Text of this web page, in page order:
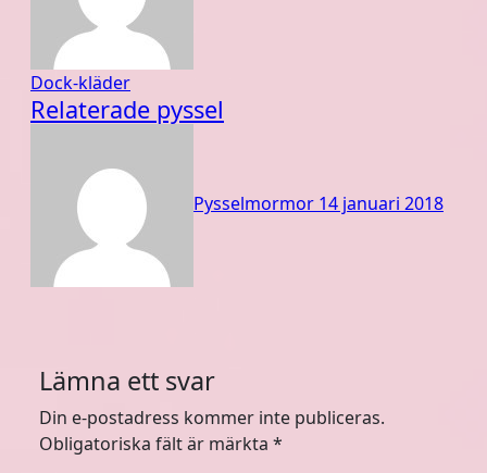
Dock-kläder
Relaterade pyssel
Pysselmormor 14 januari 2018
Lämna ett svar
Din e-postadress kommer inte publiceras.
Obligatoriska fält är märkta *